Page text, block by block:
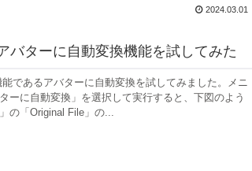
2024.03.01
バターに自動変換機能を試してみた
であるアバターに自動変換を試してみました。メニ
ーに自動変換」を選択して実行すると、下図のよう
の「Original File」の...